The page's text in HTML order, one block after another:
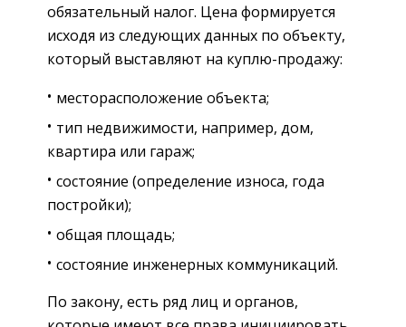
обязательный налог. Цена формируется
исходя из следующих данных по объекту,
который выставляют на куплю-продажу:
месторасположение объекта;
тип недвижимости, например, дом,
квартира или гараж;
состояние (определение износа, года
постройки);
общая площадь;
состояние инженерных коммуникаций.
По закону, есть ряд лиц и органов,